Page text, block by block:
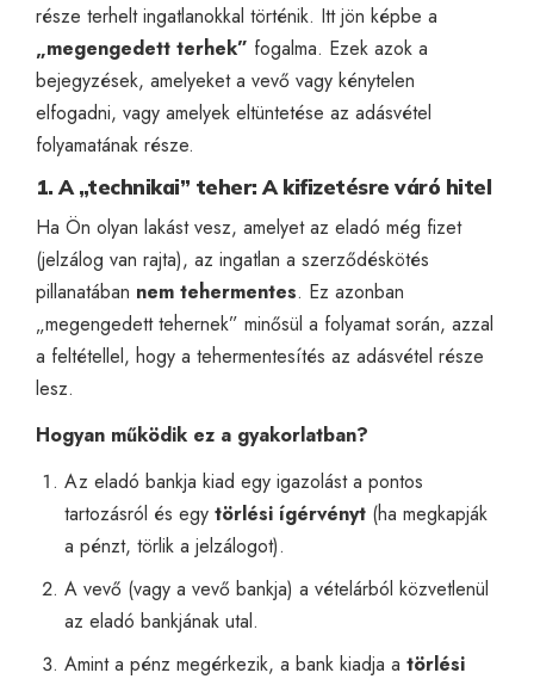
része terhelt ingatlanokkal történik. Itt jön képbe a
„megengedett terhek” fogalma. Ezek azok a
bejegyzések, amelyeket a vevő vagy kénytelen
elfogadni, vagy amelyek eltüntetése az adásvétel
folyamatának része.
1. A „technikai” teher: A kifizetésre váró hitel
Ha Ön olyan lakást vesz, amelyet az eladó még fizet
(jelzálog van rajta), az ingatlan a szerződéskötés
pillanatában nem tehermentes. Ez azonban
„megengedett tehernek” minősül a folyamat során, azzal
a feltétellel, hogy a tehermentesítés az adásvétel része
lesz.
Hogyan működik ez a gyakorlatban?
Az eladó bankja kiad egy igazolást a pontos
tartozásról és egy törlési ígérvényt (ha megkapják
a pénzt, törlik a jelzálogot).
A vevő (vagy a vevő bankja) a vételárból közvetlenül
az eladó bankjának utal.
Amint a pénz megérkezik, a bank kiadja a törlési